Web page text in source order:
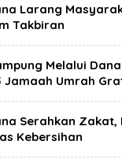
Larang
Takbiran
Melalui Dana
Jamaah Umrah
Serahkan Zakat,
Kebersihan